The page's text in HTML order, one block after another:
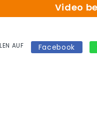
Video
AUF Facebook